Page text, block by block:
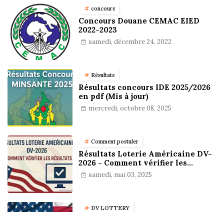
concours
Concours Douane CEMAC EIED
2022-2023
samedi, décembre 24, 2022
Résultats
Résultats concours IDE 2025/2026
en pdf (Mis à jour)
mercredi, octobre 08, 2025
Comment postuler
Résultats Loterie Américaine DV-
2026 - Comment vérifier les
résultats
samedi, mai 03, 2025
DV LOTTERY